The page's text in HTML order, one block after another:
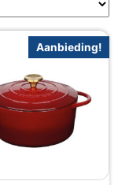
Aanbieding!